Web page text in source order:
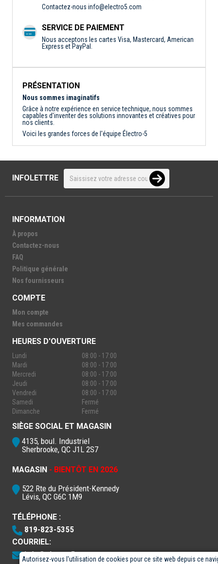
Autorisez-vous l'utilisation de cookies pour ce site web depuis ce
Contactez-nous info@electro5.com
SERVICE DE PAIEMENT
Nous acceptons les cartes Visa, Mastercard, American
Express et PayPal.
PRÉSENTATION
Nous sommes imaginatifs
Grâce à notre expérience en service technique, nous sommes
capables d'inventer des solutions innovantes et créatives pour
nos clients.
Voici les grandes forces de l'équipe Électro-5
INFOLETTRE
INFORMATION
À propos
Contactez-nous
FAQ
Politique générale
Nos fournisseurs
COMPTE
Mon compte
Mes commandes
HEURES D'OUVERTURE
Lundi
08:00 - 17:00
Mardi
08:00 - 17:00
Mercredi
08:00 - 17:00
Jeudi
08:00 - 17:00
Vendredi
08:00 - 17:00
Samedi
Fermé
Dimanche
Fermé
SIÈGE SOCIAL ET MAGASIN
4135, boul. Industriel
Sherbrooke, QC J1L 2S7
MAGASIN - BIENTÔT EN 2026
522 Rte du Président-Kennedy
Lévis, QC G6C 1M9
TÉLÉPHONE :
819-823-5355
COURRIEL:
info@electro5.com